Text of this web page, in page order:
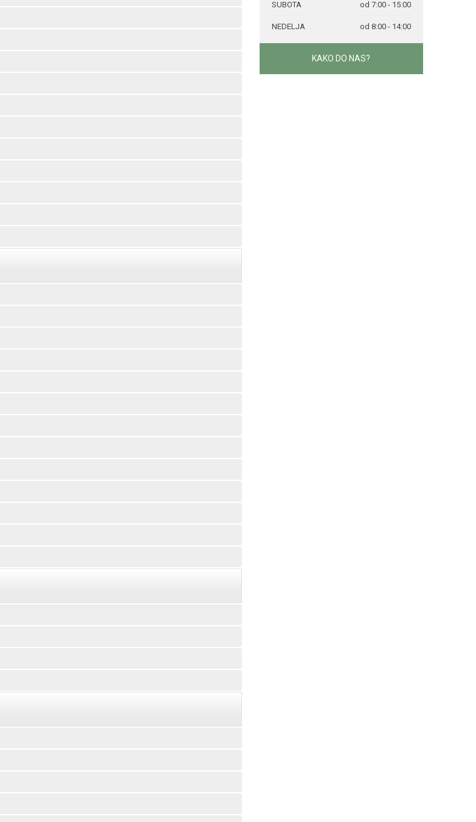
SUBOTA od 7:00 - 15:00
NEDELJA od 8:00 - 14:00
KAKO DO NAS?